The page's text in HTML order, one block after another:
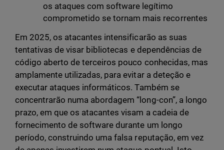
os ataques com software legítimo
comprometido se tornam mais recorrentes
Em 2025, os atacantes intensificarão as suas
tentativas de visar bibliotecas e dependências de
código aberto de terceiros pouco conhecidas, mas
amplamente utilizadas, para evitar a deteção e
executar ataques informáticos. Também se
concentrarão numa abordagem “long-con”, a longo
prazo, em que os atacantes visam a cadeia de
fornecimento de software durante um longo
período, construindo uma falsa reputação, em vez